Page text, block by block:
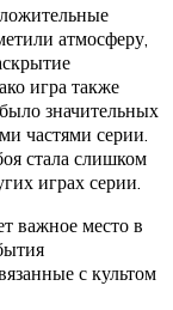
атмосферу,
игра также
значительных
частями серии.
стала слишком
играх серии.
важное место в
с культом